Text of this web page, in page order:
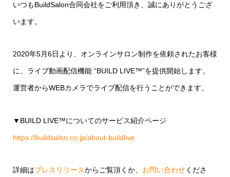
いつもBuildSalon合同会社をご利用頂き、誠にありがとうござ
います。
2020年5月6日より、オンラインサロン制作を依頼されたお客様
に、ライブ動画配信機能 “BUILD LIVE™️”を提供開始します。
運営者からWEBカメラでライブ配信を行うことができます。
▼BUILD LIVE™️についてのサービス紹介ページ
https://buildsalon.co.jp/about-buildlive
詳細はプレスリリースからご覧頂くか、 お問い合わせくださ